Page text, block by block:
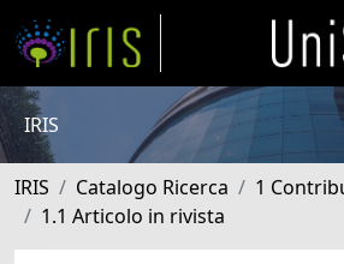
IRIS
IRIS Catalogo Ricerca
1
1.1 Articolo in rivista